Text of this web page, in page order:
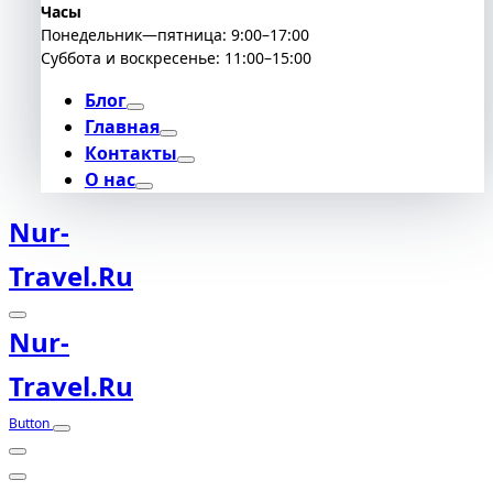
Часы
Понедельник—пятница: 9:00–17:00
Суббота и воскресенье: 11:00–15:00
Блог
Главная
Контакты
О нас
Nur-
Travel.ru
Nur-
Travel.ru
Button